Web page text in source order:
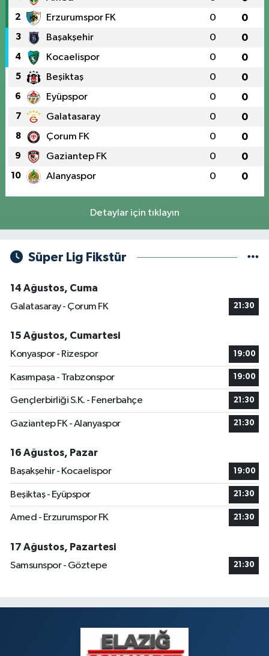
2 Erzurumspor FK 0 0
3 Başakşehir 0 0
4 Kocaelispor 0 0
5 Beşiktaş 0 0
6 Eyüpspor 0 0
7 Galatasaray 0 0
8 Çorum FK 0 0
9 Gaziantep FK 0 0
10 Alanyaspor 0 0
Detaylar için tıklayın
Süper Lig Fikstür
14 Ağustos, Cuma
Galatasaray - Çorum FK
21:30
15 Ağustos, Cumartesi
Konyaspor - Rizespor
19:00
Kasımpaşa - Trabzonspor 19:00
Gençlerbirliği S.K. - Fenerbahçe 21:30
Gaziantep FK - Alanyaspor 21:30
16 Ağustos, Pazar
Başakşehir - Kocaelispor
19:00
Beşiktaş - Eyüpspor 21:30
Amed - Erzurumspor FK 21:30
17 Ağustos, Pazartesi
Samsunspor - Göztepe
21:30